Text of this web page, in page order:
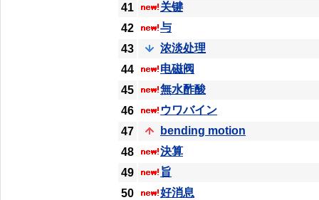
41
关键
42
与
43
浓淡处理
44
电磁阀
45
無水酢酸
46
ウワバイン
47
bending motion
48
決算
49
旨
50
好消息